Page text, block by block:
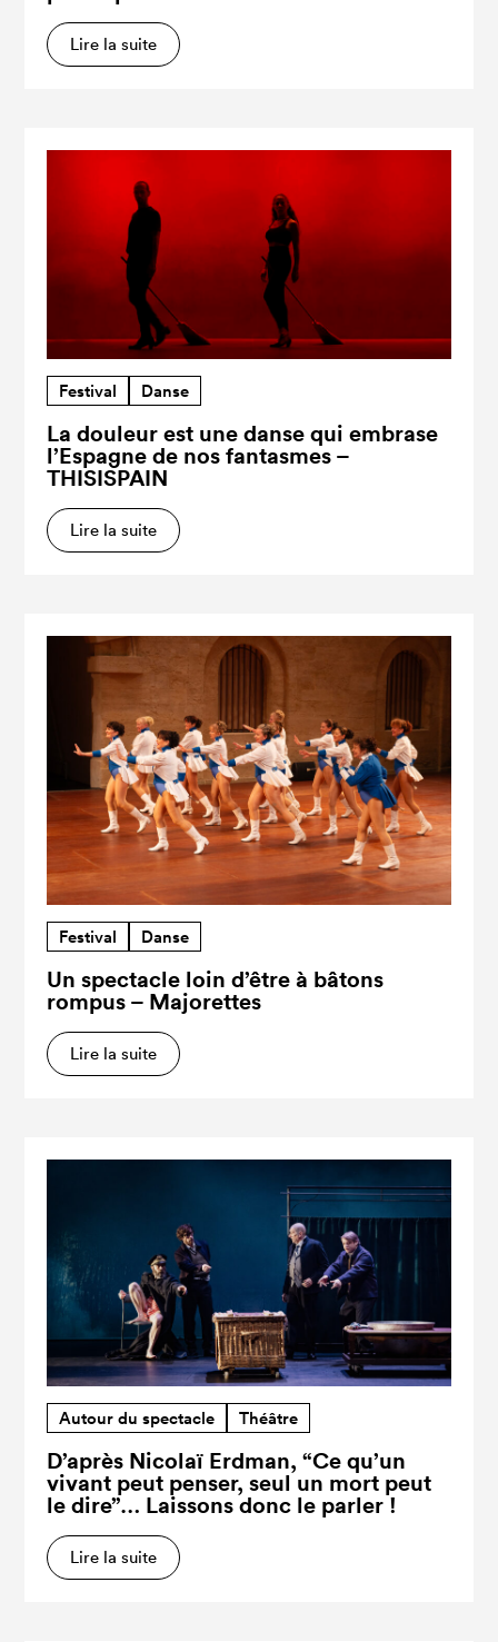
Lire la suite
Festival Danse
La douleur est une danse qui embrase
l’Espagne de nos fantasmes –
THISISPAIN
Lire la suite
Festival Danse
Un spectacle loin d’être à bâtons
rompus – Majorettes
Lire la suite
Autour du spectacle Théâtre
D’après Nicolaï Erdman, “Ce qu’un
vivant peut penser, seul un mort peut
le dire”… Laissons donc le parler !
Lire la suite